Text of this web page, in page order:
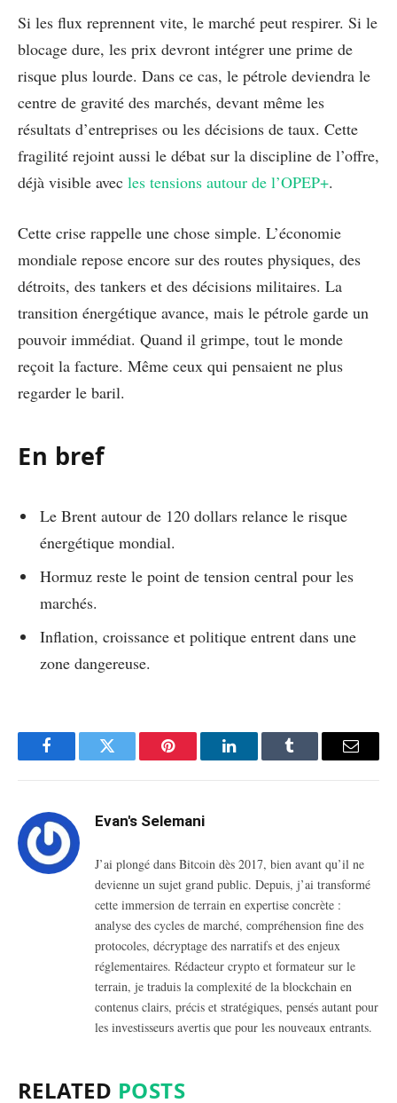
Si les flux reprennent vite, le marché peut respirer. Si le
blocage dure, les prix devront intégrer une prime de
risque plus lourde. Dans ce cas, le pétrole deviendra le
centre de gravité des marchés, devant même les
résultats d’entreprises ou les décisions de taux. Cette
fragilité rejoint aussi le débat sur la discipline de l’offre,
déjà visible avec les tensions autour de l’OPEP+.
Cette crise rappelle une chose simple. L’économie
mondiale repose encore sur des routes physiques, des
détroits, des tankers et des décisions militaires. La
transition énergétique avance, mais le pétrole garde un
pouvoir immédiat. Quand il grimpe, tout le monde
reçoit la facture. Même ceux qui pensaient ne plus
regarder le baril.
En bref
Le Brent autour de 120 dollars relance le risque
énergétique mondial.
Hormuz reste le point de tension central pour les
marchés.
Inflation, croissance et politique entrent dans une
zone dangereuse.
FacebookTwitter Pinterest LinkedInTumblr Email
Evan's Selemani
J’ai plongé dans Bitcoin dès 2017, bien avant qu’il ne
devienne un sujet grand public. Depuis, j’ai transformé
cette immersion de terrain en expertise concrète :
analyse des cycles de marché, compréhension fine des
protocoles, décryptage des narratifs et des enjeux
réglementaires. Rédacteur crypto et formateur sur le
terrain, je traduis la complexité de la blockchain en
contenus clairs, précis et stratégiques, pensés autant pour
les investisseurs avertis que pour les nouveaux entrants.
RELATED POSTS